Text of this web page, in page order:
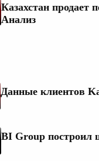
Казахстан продает
Анализ
Данные клиентов
BI Group построил